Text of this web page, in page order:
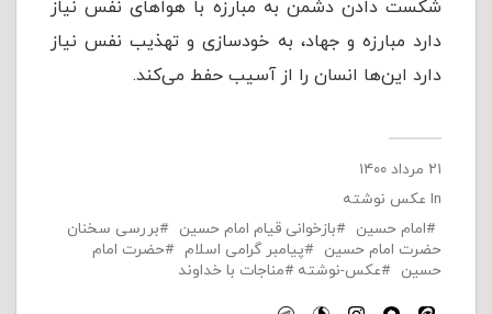
شکست دادن دشمن به مبارزه با هواهای نفس نیاز
دارد مبارزه و جهاد، به خودسازی و تهذیب نفس نیاز
دارد این‌ها انسان را از آسیب حفط می‌کند.
۲۱ مرداد ۱۴۰۰
In عکس نوشته
امام حسین
بازخوانی قیام امام حسین
بررسی سخنان
حضرت امام حسین
پیامبر گرامی اسلام
حضرت امام
حسین
عکس-نوشته مناجات با خداوند